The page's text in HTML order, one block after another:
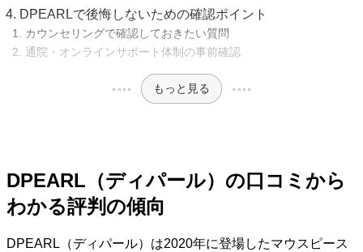
DPEARLで後悔しないための確認ポイント
カウンセリングで確認しておきたい質問
通院・オンラインサポート体制の事前確認
もっと見る
DPEARL（ディパール）の口コミから
わかる評判の傾向
DPEARL（ディパール）は2020年に登場したマウスピース